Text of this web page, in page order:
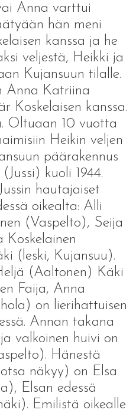
Anna varttui
hän meni
kanssa ja he
veljestä, Heikki ja
Kujansuun tilalle.
Anna Katriina
Koskelaisen kanssa.
Oltuaan 10 vuotta
Heikin veljen
päärakennus
kuoli 1944.
hautajaiset
oikealta: Alli
(Vaspelto), Seija
Koskelainen
(leski, Kujansuu).
(Aaltonen) Käki
Faija, Anna
on lierihattuisen
Annan takana
valkoinen huivi on
Hänestä
näkyy) on Elsa
Elsan edessä
Emilistä oikealle